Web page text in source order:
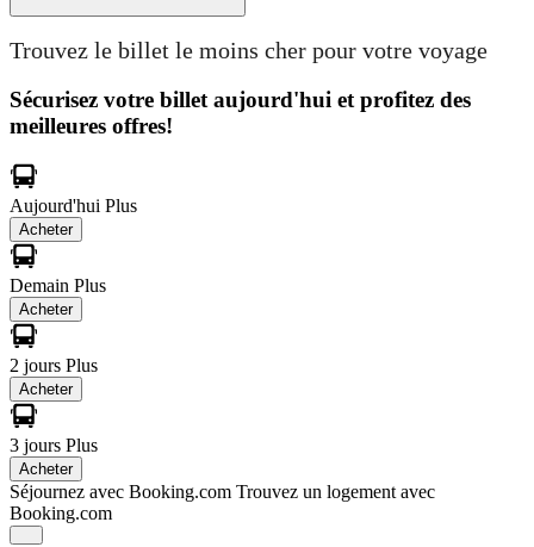
Trouvez le billet le moins cher pour votre voyage
Sécurisez votre billet aujourd'hui et profitez des
meilleures offres!
Aujourd'hui Plus
Acheter
Demain Plus
Acheter
2 jours Plus
Acheter
3 jours Plus
Acheter
Séjournez avec Booking.com Trouvez un logement avec
Booking.com